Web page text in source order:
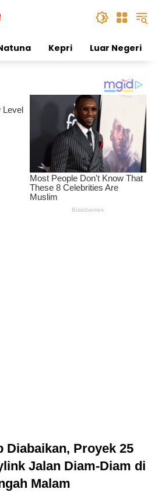
Kepri Luar Negeri
Diabaikan, Proyek 25
Jalan Diam-Diam di
Malam